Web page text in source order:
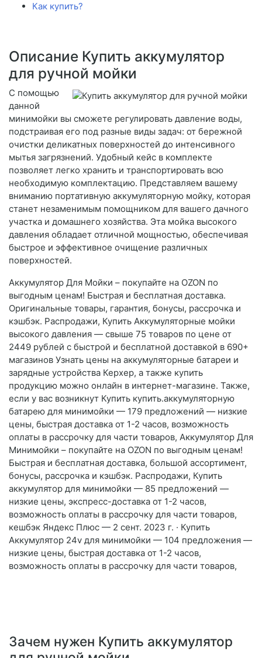
Как купить?
Описание Купить аккумулятор
для ручной мойки
С помощью
данной
минимойки вы сможете регулировать давление воды,
подстраивая его под разные виды задач: от бережной
очистки деликатных поверхностей до интенсивного
мытья загрязнений. Удобный кейс в комплекте
позволяет легко хранить и транспортировать всю
необходимую комплектацию. Представляем вашему
вниманию портативную аккумуляторную мойку, которая
станет незаменимым помощником для вашего дачного
участка и домашнего хозяйства. Эта мойка высокого
давления обладает отличной мощностью, обеспечивая
быстрое и эффективное очищение различных
поверхностей.
Аккумулятор Для Мойки – покупайте на OZON по
выгодным ценам! Быстрая и бесплатная доставка.
Оригинальные товары, гарантия, бонусы, рассрочка и
кэшбэк. Распродажи, Купить Аккумуляторные мойки
высокого давления — свыше 75 товаров по цене от
2449 рублей с быстрой и бесплатной доставкой в 690+
магазинов Узнать цены на аккумуляторные батареи и
зарядные устройства Керхер, а также купить
продукцию можно онлайн в интернет-магазине. Также,
если у вас возникнут Купить купить.аккумуляторную
батарею для минимойки — 179 предложений — низкие
цены, быстрая доставка от 1-2 часов, возможность
оплаты в рассрочку для части товаров, Аккумулятор Для
Минимойки – покупайте на OZON по выгодным ценам!
Быстрая и бесплатная доставка, большой ассортимент,
бонусы, рассрочка и кэшбэк. Распродажи, Купить
аккумулятор для минимойки — 85 предложений —
низкие цены, экспресс-доставка от 1-2 часов,
возможность оплаты в рассрочку для части товаров,
кешбэк Яндекс Плюс — 2 сент. 2023 г. · Купить
Аккумулятор 24v для минимойки — 104 предложения —
низкие цены, быстрая доставка от 1-2 часов,
возможность оплаты в рассрочку для части товаров,
Зачем нужен Купить аккумулятор